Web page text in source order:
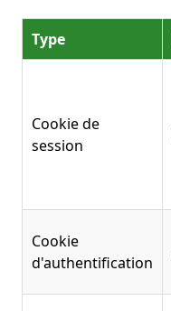
Type
Cookie de
session
Cookie
d'authentification